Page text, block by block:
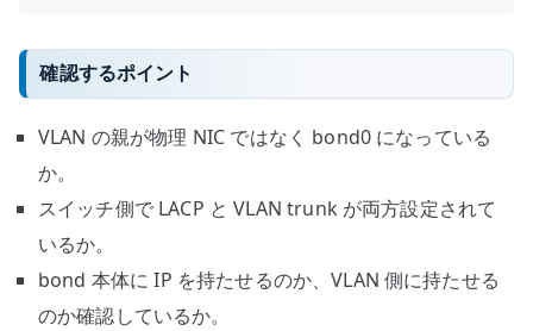
確認するポイント
VLAN の親が物理 NIC ではなく bond0 になっている
か。
スイッチ側で LACP と VLAN trunk が両方設定されて
いるか。
bond 本体に IP を持たせるのか、VLAN 側に持たせる
のか確認しているか。